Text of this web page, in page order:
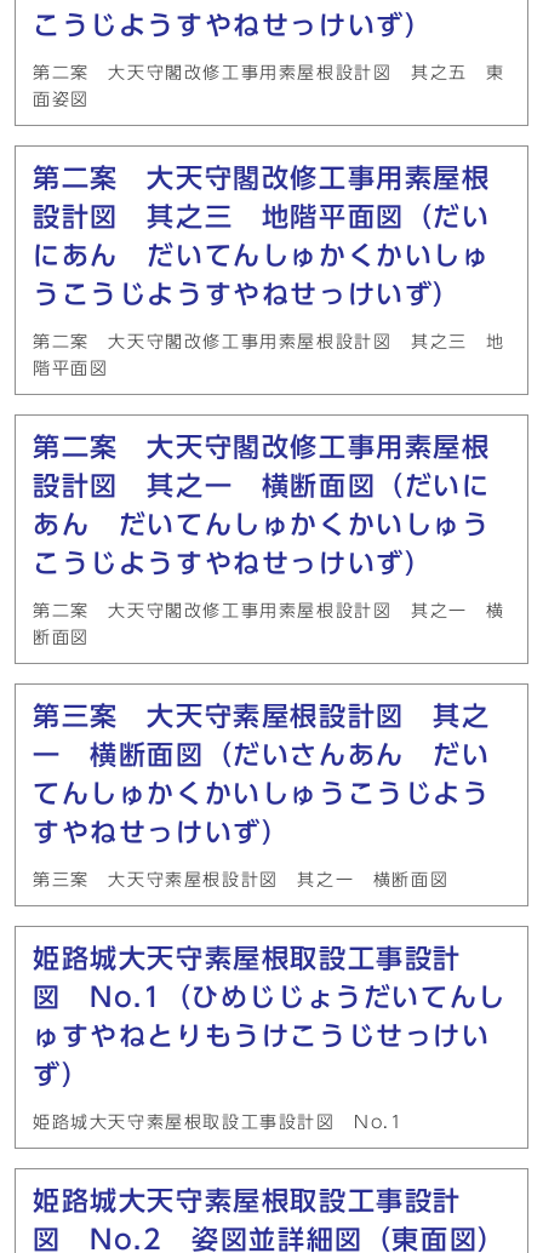
こうじようすやねせっけいず）
第二案 大天守閣改修工事用素屋根設計図 其之五 東
面姿図
第二案 大天守閣改修工事用素屋根
設計図 其之三 地階平面図（だい
にあん だいてんしゅかくかいしゅ
うこうじようすやねせっけいず）
第二案 大天守閣改修工事用素屋根設計図 其之三 地
階平面図
第二案 大天守閣改修工事用素屋根
設計図 其之一 横断面図（だいに
あん だいてんしゅかくかいしゅう
こうじようすやねせっけいず）
第二案 大天守閣改修工事用素屋根設計図 其之一 横
断面図
第三案 大天守素屋根設計図 其之
一 横断面図（だいさんあん だい
てんしゅかくかいしゅうこうじよう
すやねせっけいず）
第三案 大天守素屋根設計図 其之一 横断面図
姫路城大天守素屋根取設工事設計
図 No.1（ひめじじょうだいてんし
ゅすやねとりもうけこうじせっけい
ず）
姫路城大天守素屋根取設工事設計図 No.1
姫路城大天守素屋根取設工事設計
図 No.2 姿図並詳細図（東面図）